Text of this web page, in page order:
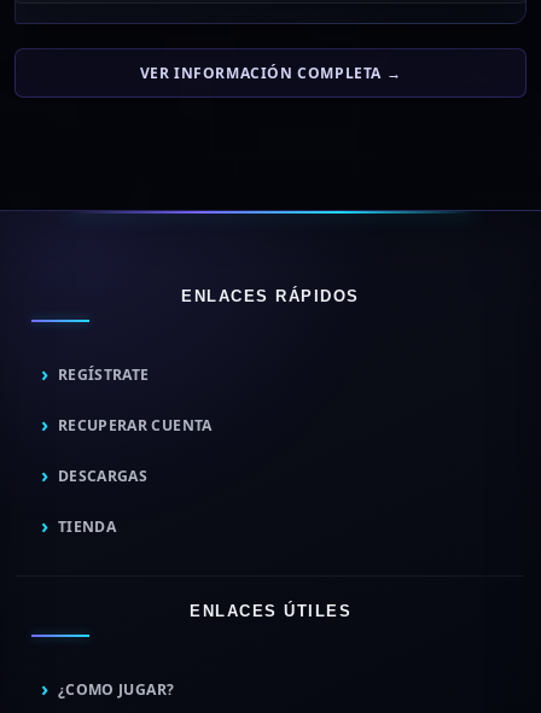
VER INFORMACIÓN COMPLETA →
ENLACES RÁPIDOS
REGÍSTRATE
RECUPERAR CUENTA
DESCARGAS
TIENDA
ENLACES ÚTILES
¿COMO JUGAR?